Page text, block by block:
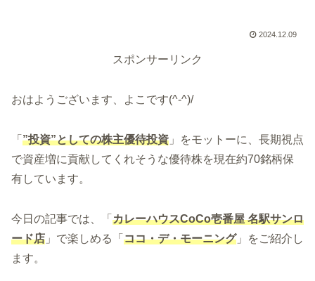
2024.12.09
スポンサーリンク
おはようございます、よこです(^-^)/
「 ”投資”としての株主優待投資 」をモットーに、長期視点
で資産増に貢献してくれそうな優待株を現在約70銘柄保
有しています。
今日の記事では、「 カレーハウスCoCo壱番屋 名駅サンロ
ード店 」で楽しめる「 ココ・デ・モーニング」をご紹介し
ます。